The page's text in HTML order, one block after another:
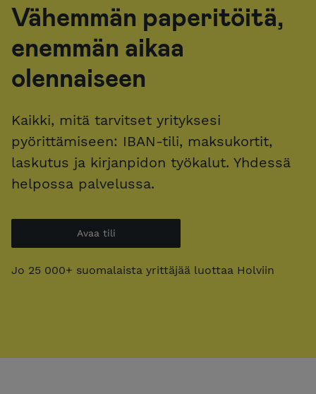
Vähemmän paperitöitä,
enemmän aikaa
olennaiseen
Kaikki, mitä tarvitset yrityksesi
pyörittämiseen: IBAN-tili, maksukortit,
laskutus ja kirjanpidon työkalut. Yhdessä
helpossa palvelussa.
Avaa tili
Jo 25 000+ suomalaista yrittäjää luottaa Holviin